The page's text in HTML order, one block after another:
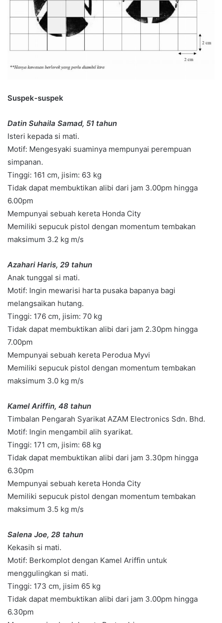
Suspek-suspek
Datin Suhaila Samad, 51 tahun
Isteri kepada si mati.
Motif: Mengesyaki suaminya mempunyai perempuan
simpanan.
Tinggi: 161 cm, jisim: 63 kg
Tidak dapat membuktikan alibi dari jam 3.00pm hingga
6.00pm
Mempunyai sebuah kereta Honda City
Memiliki sepucuk pistol dengan momentum tembakan
maksimum 3.2 kg m/s
Azahari Haris, 29 tahun
Anak tunggal si mati.
Motif: Ingin mewarisi harta pusaka bapanya bagi
melangsaikan hutang.
Tinggi: 176 cm, jisim: 70 kg
Tidak dapat membuktikan alibi dari jam 2.30pm hingga
7.00pm
Mempunyai sebuah kereta Perodua Myvi
Memiliki sepucuk pistol dengan momentum tembakan
maksimum 3.0 kg m/s
Kamel Ariffin, 48 tahun
Timbalan Pengarah Syarikat AZAM Electronics Sdn. Bhd.
Motif: Ingin mengambil alih syarikat.
Tinggi: 171 cm, jisim: 68 kg
Tidak dapat membuktikan alibi dari jam 3.30pm hingga
6.30pm
Mempunyai sebuah kereta Honda City
Memiliki sepucuk pistol dengan momentum tembakan
maksimum 3.5 kg m/s
Salena Joe, 28 tahun
Kekasih si mati.
Motif: Berkomplot dengan Kamel Ariffin untuk
menggulingkan si mati.
Tinggi: 173 cm, jisim 65 kg
Tidak dapat membuktikan alibi dari jam 3.00pm hingga
6.30pm